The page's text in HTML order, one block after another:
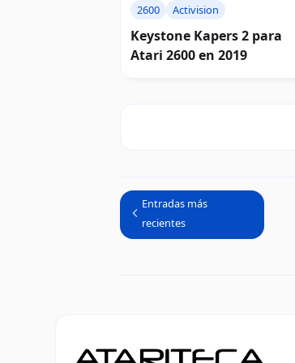
2600 Activision
Keystone Kapers 2 para
Atari 2600 en 2019
Entradas más
recientes